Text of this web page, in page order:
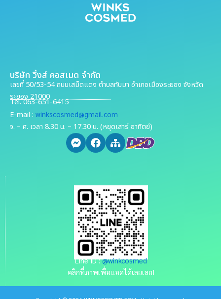
บริษัท วิ้งส์ คอสเมด จำกัด
เลขที่ 50/53-54 ถนนเสม็ดแดง ตำบลทับมา อำเภอเมืองระยอง จังหวัด
ระยอง 21000
Tel. 063-651-6415
E-mail : winkscosmed@gmail.com
จ. – ศ. เวลา 8.30 น. – 17.30 น. (หยุดเสาร์ อาทิตย์)
Line ID :@winkcosmed
คลิกที่ภาพเพื่อแอดได้เลยเลย!